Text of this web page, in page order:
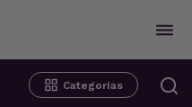
Categorías